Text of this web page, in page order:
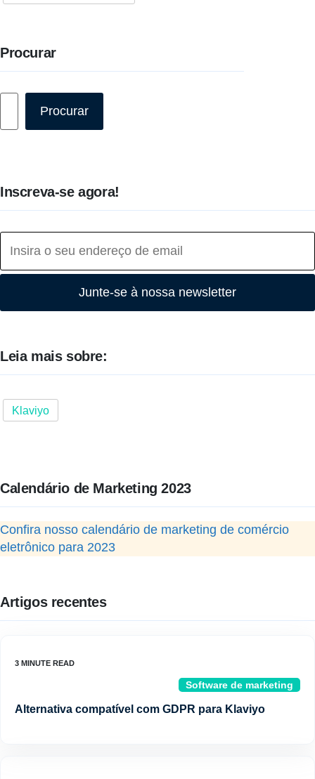
Procurar
Procurar
Inscreva-se agora!
Junte-se à nossa newsletter
Leia mais sobre:
Klaviyo
Calendário de Marketing 2023
Confira nosso calendário de marketing de comércio
eletrônico para 2023
Artigos recentes
Software de marketing
Alternativa compatível com GDPR para Klaviyo